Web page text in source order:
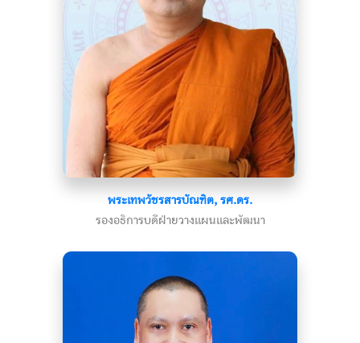
พระเทพวัชรสารบัณฑิต, รศ.ดร.
รองอธิการบดีฝ่ายวางแผนและพัฒนา